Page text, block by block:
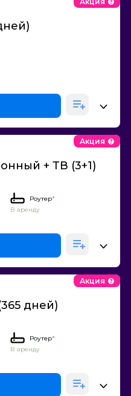
+ ТВ (3+1)
Акция
Роутер*
В аренду
дней)
Акция
Роутер*
В аренду